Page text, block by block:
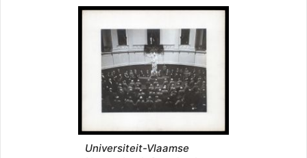
Universiteit-Vlaamse